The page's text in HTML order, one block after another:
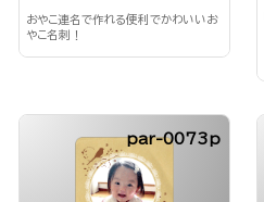
おやこ連名で作れる便利でかわいいお
やこ名刺！
par-0073p